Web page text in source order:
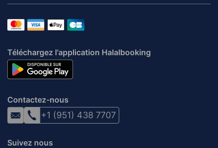
Téléchargez l'application Halalbooking
Contactez-nous
+1 (951) 438 7707
Suivez nous